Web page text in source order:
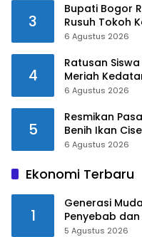
3
Bupati Bogor
Rusuh Tokoh
6 Agustus 2026
4
Ratusan
Meriah
6 Agustus 2026
5
Resmikan
Benih Ikan
6 Agustus 2026
Ekonomi Terbaru
1
Generasi
Penyebab
5 Agustus 2026